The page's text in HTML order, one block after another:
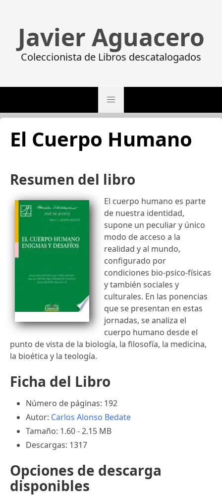
Javier Aguacero
Coleccionista de Libros descatalogados
El Cuerpo Humano
Resumen del libro
El cuerpo humano es parte
de nuestra identidad,
supone un peculiar y único
modo de acceso a la
realidad y al mundo,
configurado por
condiciones bio-psico-físicas
y también sociales y
culturales. En las ponencias
que se presentan en estas
jornadas, se analiza el
cuerpo humano desde el
punto de vista de la biología, la filosofía, la medicina,
la bioética y la teología.
Ficha del Libro
Número de páginas: 192
Autor: Carlos Alonso Bedate
Tamaño: 1.60 - 2.15 MB
Descargas: 1317
Opciones de descarga
disponibles